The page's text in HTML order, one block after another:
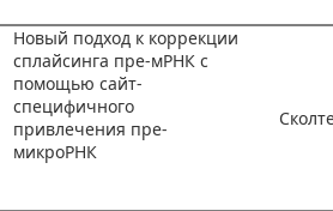
Новый подход к коррекции
сплайсинга пре-мРНК с
помощью сайт-
специфичного
привлечения пре-
микроРНК